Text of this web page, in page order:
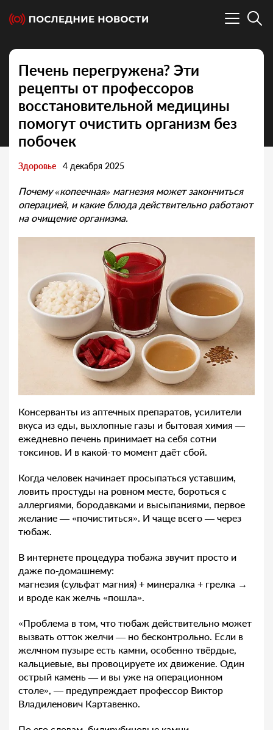
Печень перегружена? Эти
рецепты от профессоров
восстановительной медицины
помогут очистить организм без
побочек
Здоровье 4 декабря 2025
Почему «копеечная» магнезия может закончиться
операцией, и какие блюда действительно работают
на очищение организма.
Консерванты из аптечных препаратов, усилители
вкуса из еды, выхлопные газы и бытовая химия —
ежедневно печень принимает на себя сотни
токсинов. И в какой-то момент даёт сбой.
Когда человек начинает просыпаться уставшим,
ловить простуды на ровном месте, бороться с
аллергиями, бородавками и высыпаниями, первое
желание — «почиститься». И чаще всего — через
тюбаж.
В интернете процедура тюбажа звучит просто и
даже по-домашнему:
магнезия (сульфат магния) + минералка + грелка →
и вроде как желчь «пошла».
«Проблема в том, что тюбаж действительно может
вызвать отток желчи — но бесконтрольно. Если в
желчном пузыре есть камни, особенно твёрдые,
кальциевые, вы провоцируете их движение. Один
острый камень — и вы уже на операционном
столе», — предупреждает профессор Виктор
Владиленович Картавенко.